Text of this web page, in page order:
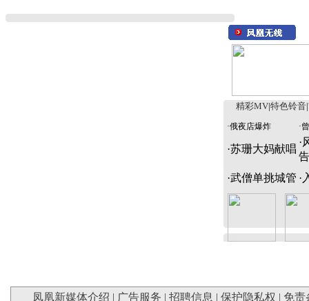
精彩MV 特色铃音
·俄夜店爆炸 ·
·苏珊大妈献唱
·
告
·武僧单挑城管 ·
凤凰新媒体介绍 | 广告服务 | 招聘信息 | 保护隐私权 | 免责